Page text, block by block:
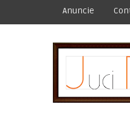
Anuncie